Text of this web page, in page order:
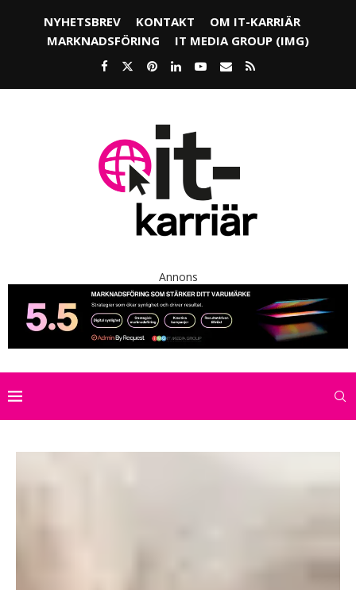
NYHETSBREV KONTAKT
OM IT-KARRIÄR
MARKNADSFÖRING
IT MEDIA GROUP (IMG)
Annons